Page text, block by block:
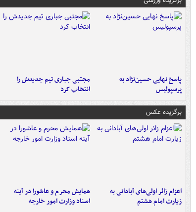
پاسخ نهایی حسین‌نژاد به
پرسپولیس
مجتبی جباری تیم جدیدش را
انتخاب کرد
برگزیده عکس
اعزام زائر اولی‌های آبادانی به
زیارت امام هشتم
همایش محرم و عاشورا در آینه
اسناد وزارت امور خارجه